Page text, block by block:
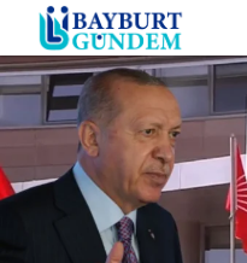
göndere çekildi